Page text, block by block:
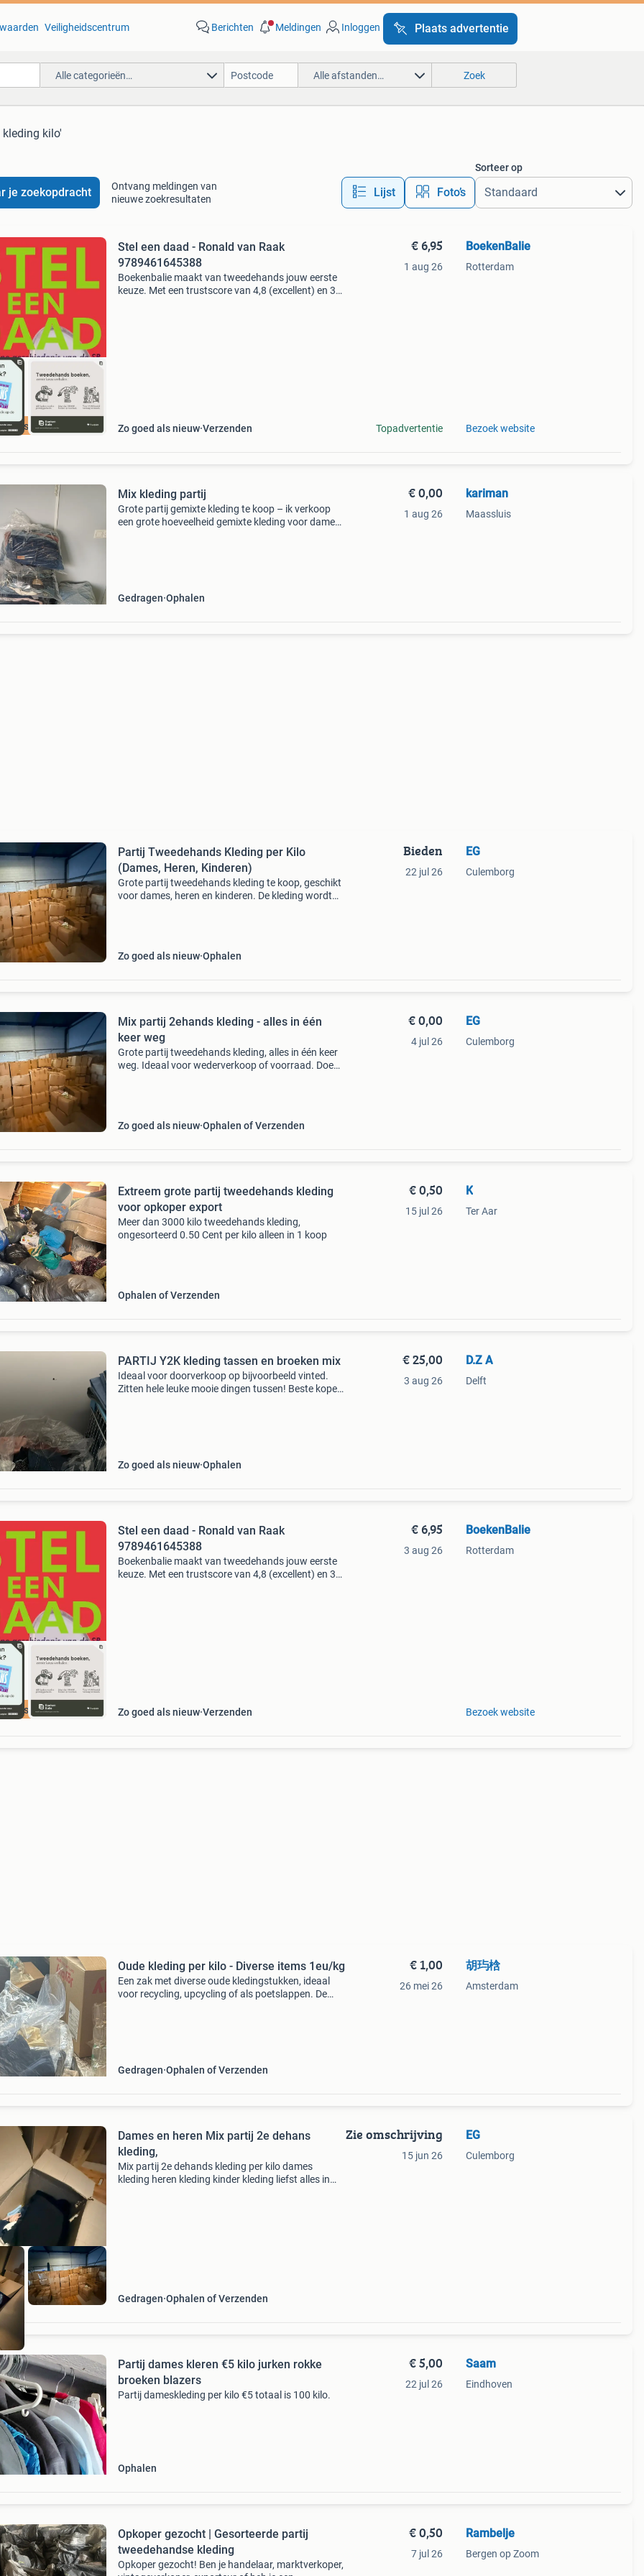
Veiligheidscentrum Berichten Meldingen Inloggen Plaats advertentie
Alle categorieën… Alle afstanden… Zoek
kilo'
je zoekopdracht
Ontvang meldingen van
nieuwe zoekresultaten
Lijst Foto’s
Sorteer op
prijs
Stel een daad - Ronald van Raak
9789461645388
Boekenbalie maakt van tweedehands jouw eerste
keuze. Met een trustscore van 4,8 (excellent) en 30
Zo goed als nieuw Verzenden
€ 6,95
1 aug 26
Topadvertentie
BoekenBalie
Rotterdam
Bezoek website
Mix kleding partij
Grote partij gemixte kleding te koop – ik verkoop
een grote hoeveelheid gemixte kleding voor dames
Gedragen Ophalen
€ 0,00
1 aug 26
kariman
Maassluis
Partij Tweedehands Kleding per Kilo
(Dames, Heren, Kinderen)
Grote partij tweedehands kleding te koop, geschikt
voor dames, heren en kinderen. De kleding wordt
Zo goed als nieuw Ophalen
Bieden
22 jul 26
EG
Culemborg
Mix partij 2ehands kleding - alles in één
keer weg
Grote partij tweedehands kleding, alles in één keer
weg. Ideaal voor wederverkoop of voorraad. Doe
Zo goed als nieuw Ophalen of Verzenden
€ 0,00
4 jul 26
EG
Culemborg
Extreem grote partij tweedehands kleding
voor opkoper export
Meer dan 3000 kilo tweedehands kleding,
ongesorteerd 0.50 Cent per kilo alleen in 1 koop
Ophalen of Verzenden
€ 0,50
15 jul 26
K
Ter Aar
PARTIJ Y2K kleding tassen en broeken mix
Ideaal voor doorverkoop op bijvoorbeeld vinted.
Zitten hele leuke mooie dingen tussen! Beste koper
Zo goed als nieuw Ophalen
€ 25,00
3 aug 26
D.Z A
Delft
prijs
Stel een daad - Ronald van Raak
9789461645388
Boekenbalie maakt van tweedehands jouw eerste
keuze. Met een trustscore van 4,8 (excellent) en 30
Zo goed als nieuw Verzenden
€ 6,95
3 aug 26
BoekenBalie
Rotterdam
Bezoek website
Oude kleding per kilo - Diverse items 1eu/kg
Een zak met diverse oude kledingstukken, ideaal
voor recycling, upcycling of als poetslappen. De
Gedragen Ophalen of Verzenden
€ 1,00
26 mei 26
胡玙梒
Amsterdam
Dames en heren Mix partij 2e dehans
kleding,
Mix partij 2e dehands kleding per kilo dames
kleding heren kleding kinder kleding liefst alles in
Gedragen Ophalen of Verzenden
Zie omschrijving
15 jun 26
EG
Culemborg
Partij dames kleren €5 kilo jurken rokke
broeken blazers
Partij dameskleding per kilo €5 totaal is 100 kilo.
Ophalen
€ 5,00
22 jul 26
Saam
Eindhoven
Opkoper gezocht | Gesorteerde partij
tweedehandse kleding ️
Opkoper gezocht! Ben je handelaar, marktverkoper,
€ 0,50
7 jul 26
Rambelje
Bergen op Zoom